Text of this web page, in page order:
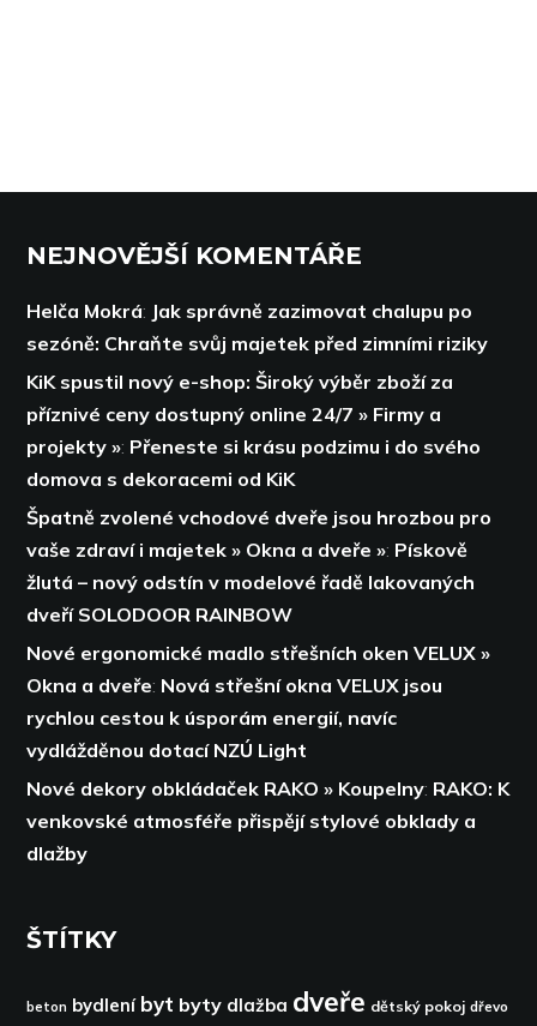
NEJNOVĚJŠÍ KOMENTÁŘE
Helča Mokrá: Jak správně zazimovat chalupu po
sezóně: Chraňte svůj majetek před zimními riziky
KiK spustil nový e-shop: Široký výběr zboží za
příznivé ceny dostupný online 24/7 » Firmy a
projekty »: Přeneste si krásu podzimu i do svého
domova s dekoracemi od KiK
Špatně zvolené vchodové dveře jsou hrozbou pro
vaše zdraví i majetek » Okna a dveře »: Pískově
žlutá – nový odstín v modelové řadě lakovaných
dveří SOLODOOR RAINBOW
Nové ergonomické madlo střešních oken VELUX »
Okna a dveře: Nová střešní okna VELUX jsou
rychlou cestou k úsporám energií, navíc
vydlážděnou dotací NZÚ Light
Nové dekory obkládaček RAKO » Koupelny: RAKO: K
venkovské atmosféře přispějí stylové obklady a
dlažby
ŠTÍTKY
beton bydlení byt byty dlažba dveře dětský pokoj dřevo